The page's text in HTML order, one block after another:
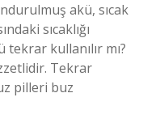
akü, sıcak
sıcaklığı
kullanılır mı?
Tekrar
pilleri buz